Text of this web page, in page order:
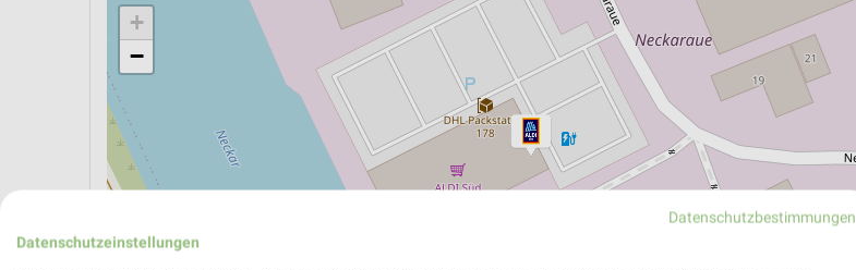
+
−
Datenschutzbestimmungen
Datenschutzeinstellungen